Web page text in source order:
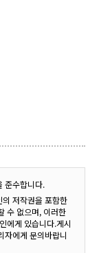
준수합니다.
저작권을 포함한
수 없으며, 이러한
에게 있습니다.게시
자에게 문의바랍니